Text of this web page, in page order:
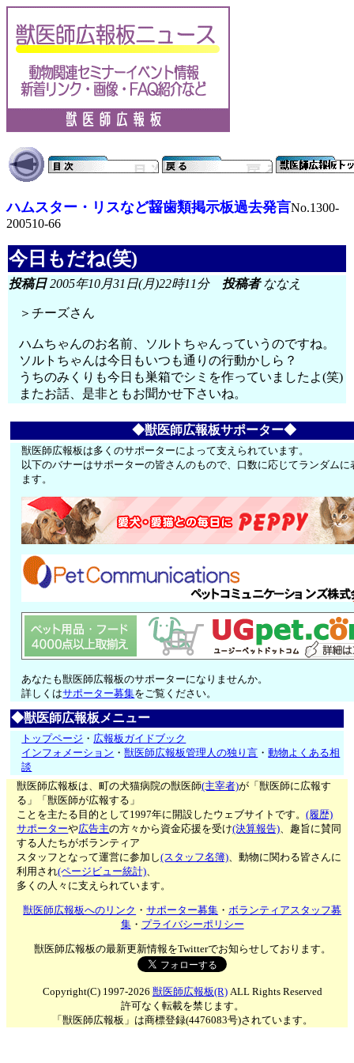
ハムスター・リスなど齧歯類掲示板過去発言No.1300-
200510-66
今日もだね(笑)
投稿日2005年10月31日(月)22時11分 投稿者ななえ
＞チーズさん
ハムちゃんのお名前、ソルトちゃんっていうのですね。
ソルトちゃんは今日もいつも通りの行動かしら？
うちのみくりも今日も巣箱でシミを作っていましたよ(笑)
またお話、是非ともお聞かせ下さいね。
◆獣医師広報板サポーター◆
獣医師広報板は多くのサポーターによって支えられています。
以下のバナーはサポーターの皆さんのもので、口数に応じてランダムに
ます。
あなたも獣医師広報板のサポーターになりませんか。
詳しくはサポーター募集をご覧ください。
◆獣医師広報板メニュー
トップページ ・ 広報板ガイドブック
インフォメーション ・獣医師広報板管理人の独り言 ・動物よくある相
談
獣医師広報板は、町の犬猫病院の獣医師(主宰者)が「獣医師に広報す
る」「獣医師が広報する」
ことを主たる目的として1997年に開設したウェブサイトです。(履歴)
サポーターや広告主の方々から資金応援を受け(決算報告)、趣旨に賛同
する人たちがボランティア
スタッフとなって運営に参加し(スタッフ名簿)、動物に関わる皆さんに
利用され(ページビュー統計)、
多くの人々に支えられています。
獣医師広報板へのリンク ・サポーター募集 ・ボランティアスタッフ募
集・ プライバシーポリシー
獣医師広報板の最新更新情報をTwitterでお知らせしております。
Copyright(C) 1997-2026 獣医師広報板(R)ALL Rights Reserved
許可なく転載を禁じます。
「獣医師広報板」は商標登録(4476083号)されています。